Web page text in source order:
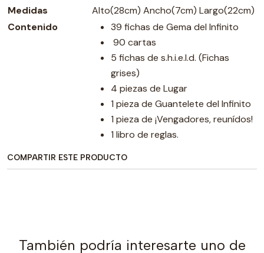
Medidas
Alto(28cm) Ancho(7cm) Largo(22cm)
Contenido
39 fichas de Gema del Infinito
90 cartas
5 fichas de s.h.i.e.l.d. (Fichas
grises)
4 piezas de Lugar
1 pieza de Guantelete del Infinito
1 pieza de ¡Vengadores, reunídos!
1 libro de reglas.
COMPARTIR ESTE PRODUCTO
También podría interesarte uno de